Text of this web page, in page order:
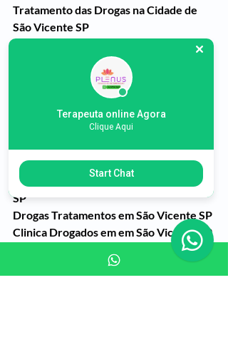
Tratamento das Drogas na Cidade de
São Vicente SP
Tratamento das Drogas e do Alcoolismo
em São Vicente SP
Na cidade de São Vicente temos as
Melhores Clinicas de Recuperação e
Reabilitação de Dependentes Quimicos
Tratamento de Drogados na Cidade de
São Vicente SP
Clinica de recuperação em São Vicente
SP
Drogas Tratamentos em São Vicente SP
Clinica Drogados em em São Vicente SP
Alcoolismo Tratamentos em São
Terapeuta online Agora
Clique Aqui
Start Chat